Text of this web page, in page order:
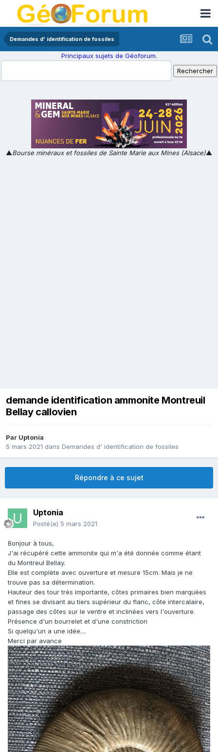
Demandes d' identification de fossiles
Principaux sujets de Géoforum.
▲Bourse minéraux et fossiles de Sainte Marie aux Mines (Alsace)▲
demande identification ammonite Montreuil
Bellay callovien
Par Uptonia
5 mars 2021 dans Demandes d' identification de fossiles
Répondre à ce sujet
Uptonia
Posté(e) 5 mars 2021
Bonjour à tous,
J'ai récupéré cette ammonite qui m'a été donnée comme étant
du Montreul Bellay.
Elle est complète avec ouverture et mesure 15cm. Mais je ne
trouve pas sa détermination.
Hauteur des tour très importante, côtes primaires bien marquées
et fines se divisant au tiers supérieur du flanc, côte intercalaire,
passage des côtes sur le ventre et inclinées vers l'ouverture.
Présence d'un bourrelet et d'une constriction
Si quelqu'un a une idée....
Merci par avance